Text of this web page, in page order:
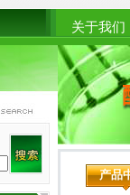
关于我们
产品